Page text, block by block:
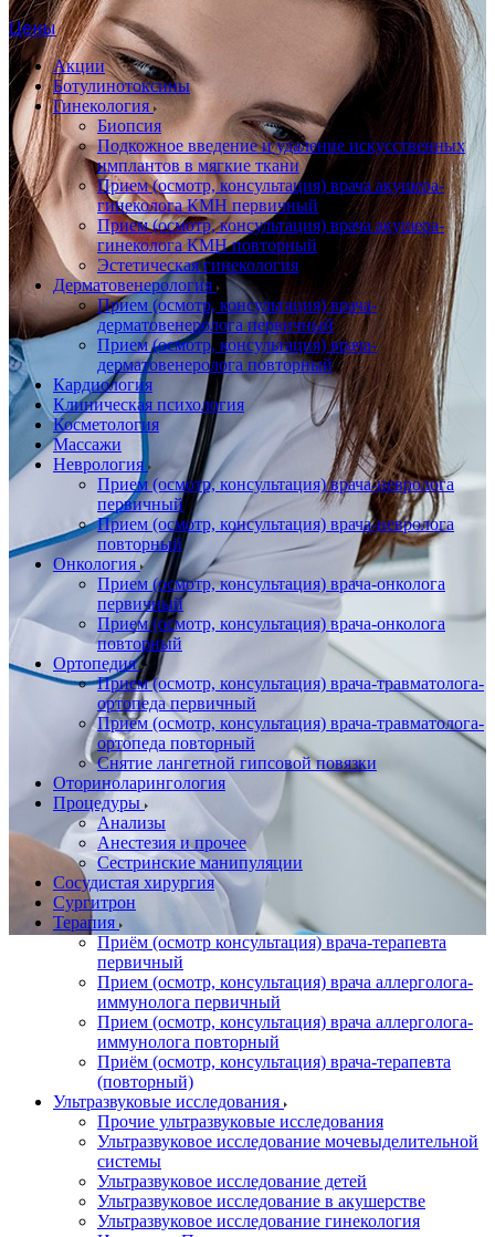
Цены
Акции
Ботулинотоксины
Гинекология
Биопсия
Подкожное введение и удаление искусственных
имплантов в мягкие ткани
Прием (осмотр, консультация) врача акушера-
гинеколога КМН первичный
Прием (осмотр, консультация) врача акушера-
гинеколога КМН повторный
Эстетическая гинекология
Дерматовенерология
Прием (осмотр, консультация) врача-
дерматовенеролога первичный
Прием (осмотр, консультация) врача-
дерматовенеролога повторный
Кардиология
Клиническая психология
Косметология
Массажи
Неврология
Прием (осмотр, консультация) врача-невролога
первичный
Прием (осмотр, консультация) врача-невролога
повторный
Онкология
Прием (осмотр, консультация) врача-онколога
первичный
Прием (осмотр, консультация) врача-онколога
повторный
Ортопедия
Прием (осмотр, консультация) врача-травматолога-
ортопеда первичный
Прием (осмотр, консультация) врача-травматолога-
ортопеда повторный
Снятие лангетной гипсовой повязки
Оториноларингология
Процедуры
Анализы
Анестезия и прочее
Сестринские манипуляции
Сосудистая хирургия
Сургитрон
Терапия
Приём (осмотр консультация) врача-терапевта
первичный
Прием (осмотр, консультация) врача аллерголога-
иммунолога первичный
Прием (осмотр, консультация) врача аллерголога-
иммунолога повторный
Приём (осмотр, консультация) врача-терапевта
(повторный)
Ультразвуковые исследования
Прочие ультразвуковые исследования
Ультразвуковое исследование мочевыделительной
системы
Ультразвуковое исследование детей
Ультразвуковое исследование в акушерстве
Ультразвуковое исследование гинекология